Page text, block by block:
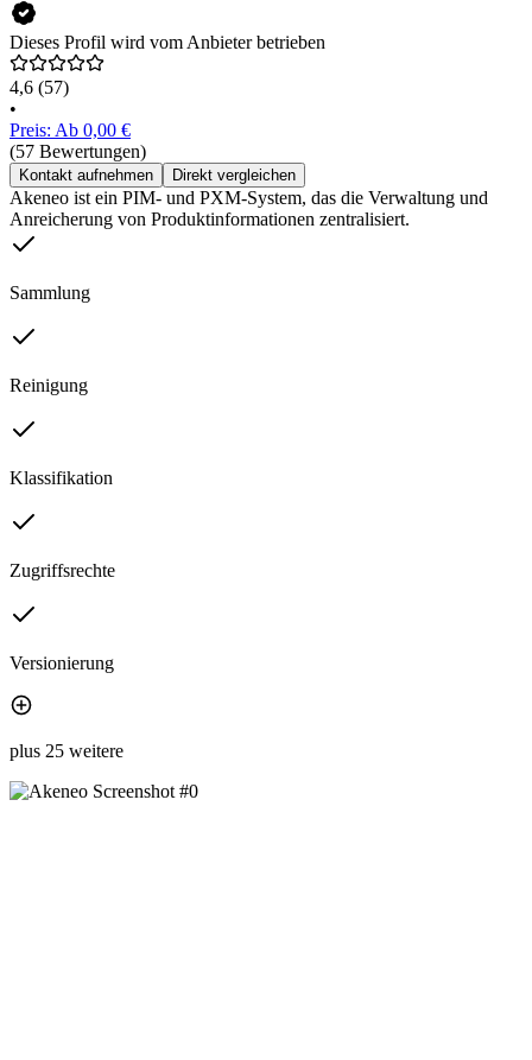
Dieses Profil wird vom Anbieter betrieben
4,6 (57)
•
Preis: Ab 0,00 €
(57 Bewertungen)
Kontakt aufnehmen Direkt vergleichen
Akeneo ist ein PIM- und PXM-System, das die Verwaltung und
Anreicherung von Produktinformationen zentralisiert.
Sammlung
Reinigung
Klassifikation
Zugriffsrechte
Versionierung
plus 25 weitere